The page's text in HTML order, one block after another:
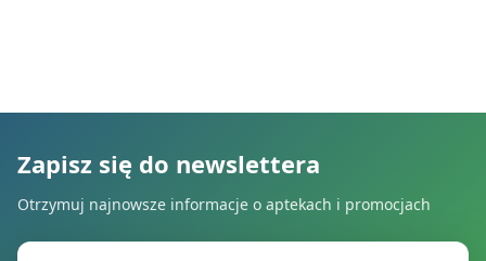
Zapisz się do newslettera
Otrzymuj najnowsze informacje o aptekach i promocjach